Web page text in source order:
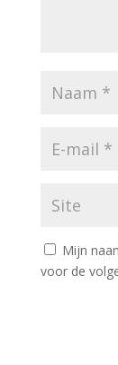
Mijn
voor de